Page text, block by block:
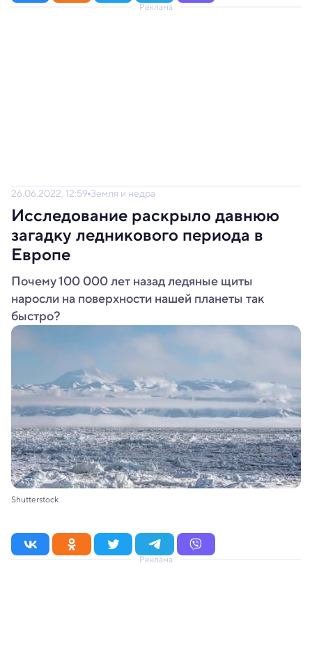
Реклама
26.06.2022, 12:59 Земля и недра
Исследование раскрыло давнюю
загадку ледникового периода в
Европе
Почему 100 000 лет назад ледяные щиты
наросли на поверхности нашей планеты так
быстро?
Shutterstock
Реклама